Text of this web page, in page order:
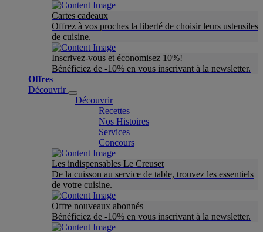
Cartes cadeaux
Offrez à vos proches la liberté de choisir leurs ustensiles
de cuisine.
Inscrivez-vous et économisez 10%!
Bénéficiez de -10% en vous inscrivant à la newsletter.
Offres
Découvrir
Découvrir
Recettes
Nos Histoires
Services
Concours
Les indispensables Le Creuset
De la cuisson au service de table, trouvez les essentiels
de votre cuisine.
Offre nouveaux abonnés
Bénéficiez de -10% en vous inscrivant à la newsletter.